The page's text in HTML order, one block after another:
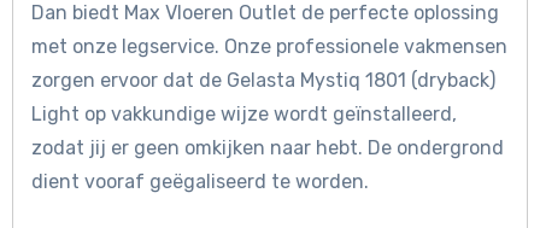
Dan biedt Max Vloeren Outlet de perfecte oplossing
met onze legservice. Onze professionele vakmensen
zorgen ervoor dat de Gelasta Mystiq 1801 (dryback)
Light op vakkundige wijze wordt geïnstalleerd,
zodat jij er geen omkijken naar hebt. De ondergrond
dient vooraf geëgaliseerd te worden.